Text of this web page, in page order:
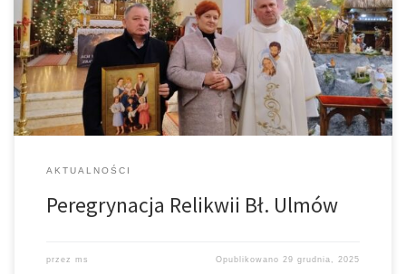
silne. Dziś rozpoczyna się Peregrynacja Relikwii Bł. Ulmów po
domach naszej parafii. Peregrynację rozpoczynamy od początku
Łękawicy. Z relikwiami będzie wędrował także obraz Ulmów i
modlitewniki do wykorzystania. Prosimy, aby sąsiedzi […]
AKTUALNOŚCI
Peregrynacja Relikwii Bł. Ulmów
przez ms Opublikowano29 grudnia, 2025